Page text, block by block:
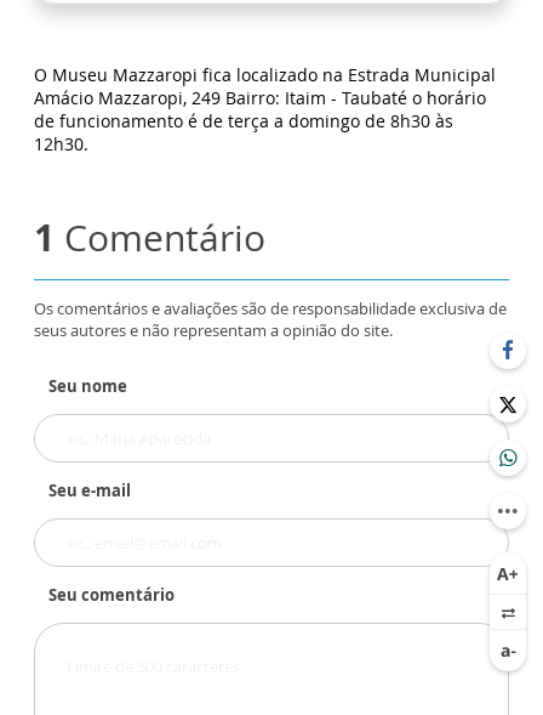
O Museu Mazzaropi fica localizado na Estrada Municipal
Amácio Mazzaropi, 249 Bairro: Itaim - Taubaté o horário
de funcionamento é de terça a domingo de 8h30 às
12h30.
1 Comentário
Os comentários e avaliações são de responsabilidade exclusiva de
seus autores e não representam a opinião do site.
Seu nome
Seu e-mail
Seu comentário